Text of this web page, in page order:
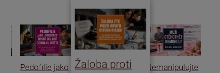
Pedofilie jako
Žaloba proti
Nemanipulujte